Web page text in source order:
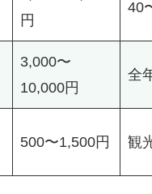
円
40
3,000〜
10,000円
全
500〜1,500円 観